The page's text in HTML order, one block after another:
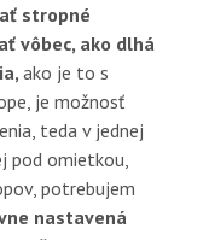
stropné
vôbec, ako dlhá
ako je to s
je možnosť
teda v jednej
pod omietkou,
potrebujem
nastavená